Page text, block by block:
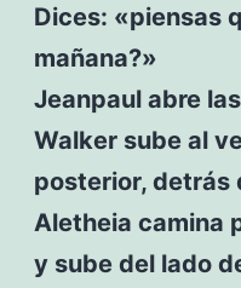
Dices: «piensas
mañana?»
Jeanpaul abre
Walker sube al
posterior, detrás
Aletheia camina
y sube del lado